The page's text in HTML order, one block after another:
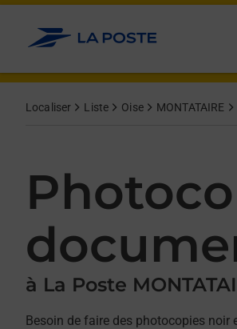
Allez au contenu
Localiser Liste Oise MONTATAIRE
à La Poste
Besoin de faire des photocopies
Afficher ou masquer la réponse
Afficher ou masquer la réponse
Afficher ou masquer la réponse